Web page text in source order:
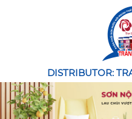
DISTRIBUTOR: